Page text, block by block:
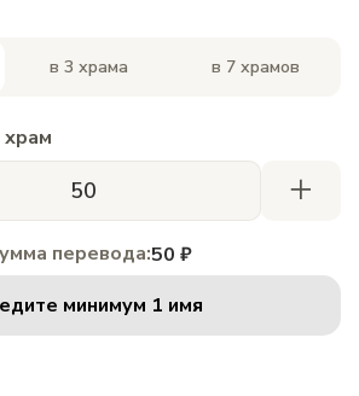
в 3 храма в 7 храмов
храм
+
перевода:50 ₽
минимум 1 имя